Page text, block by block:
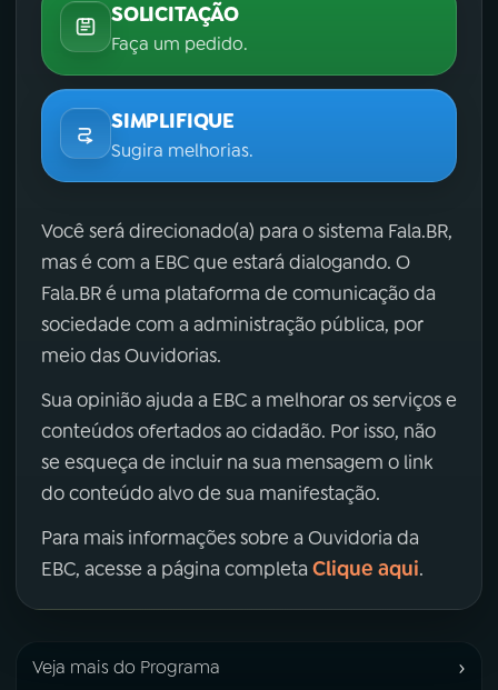
SOLICITAÇÃO
Faça um pedido.
SIMPLIFIQUE
Sugira melhorias.
Você será direcionado(a) para o sistema Fala.BR,
mas é com a EBC que estará dialogando. O
Fala.BR é uma plataforma de comunicação da
sociedade com a administração pública, por
meio das Ouvidorias.
Sua opinião ajuda a EBC a melhorar os serviços e
conteúdos ofertados ao cidadão. Por isso, não
se esqueça de incluir na sua mensagem o link
do conteúdo alvo de sua manifestação.
Para mais informações sobre a Ouvidoria da
EBC, acesse a página completa Clique aqui.
Veja mais do Programa ›